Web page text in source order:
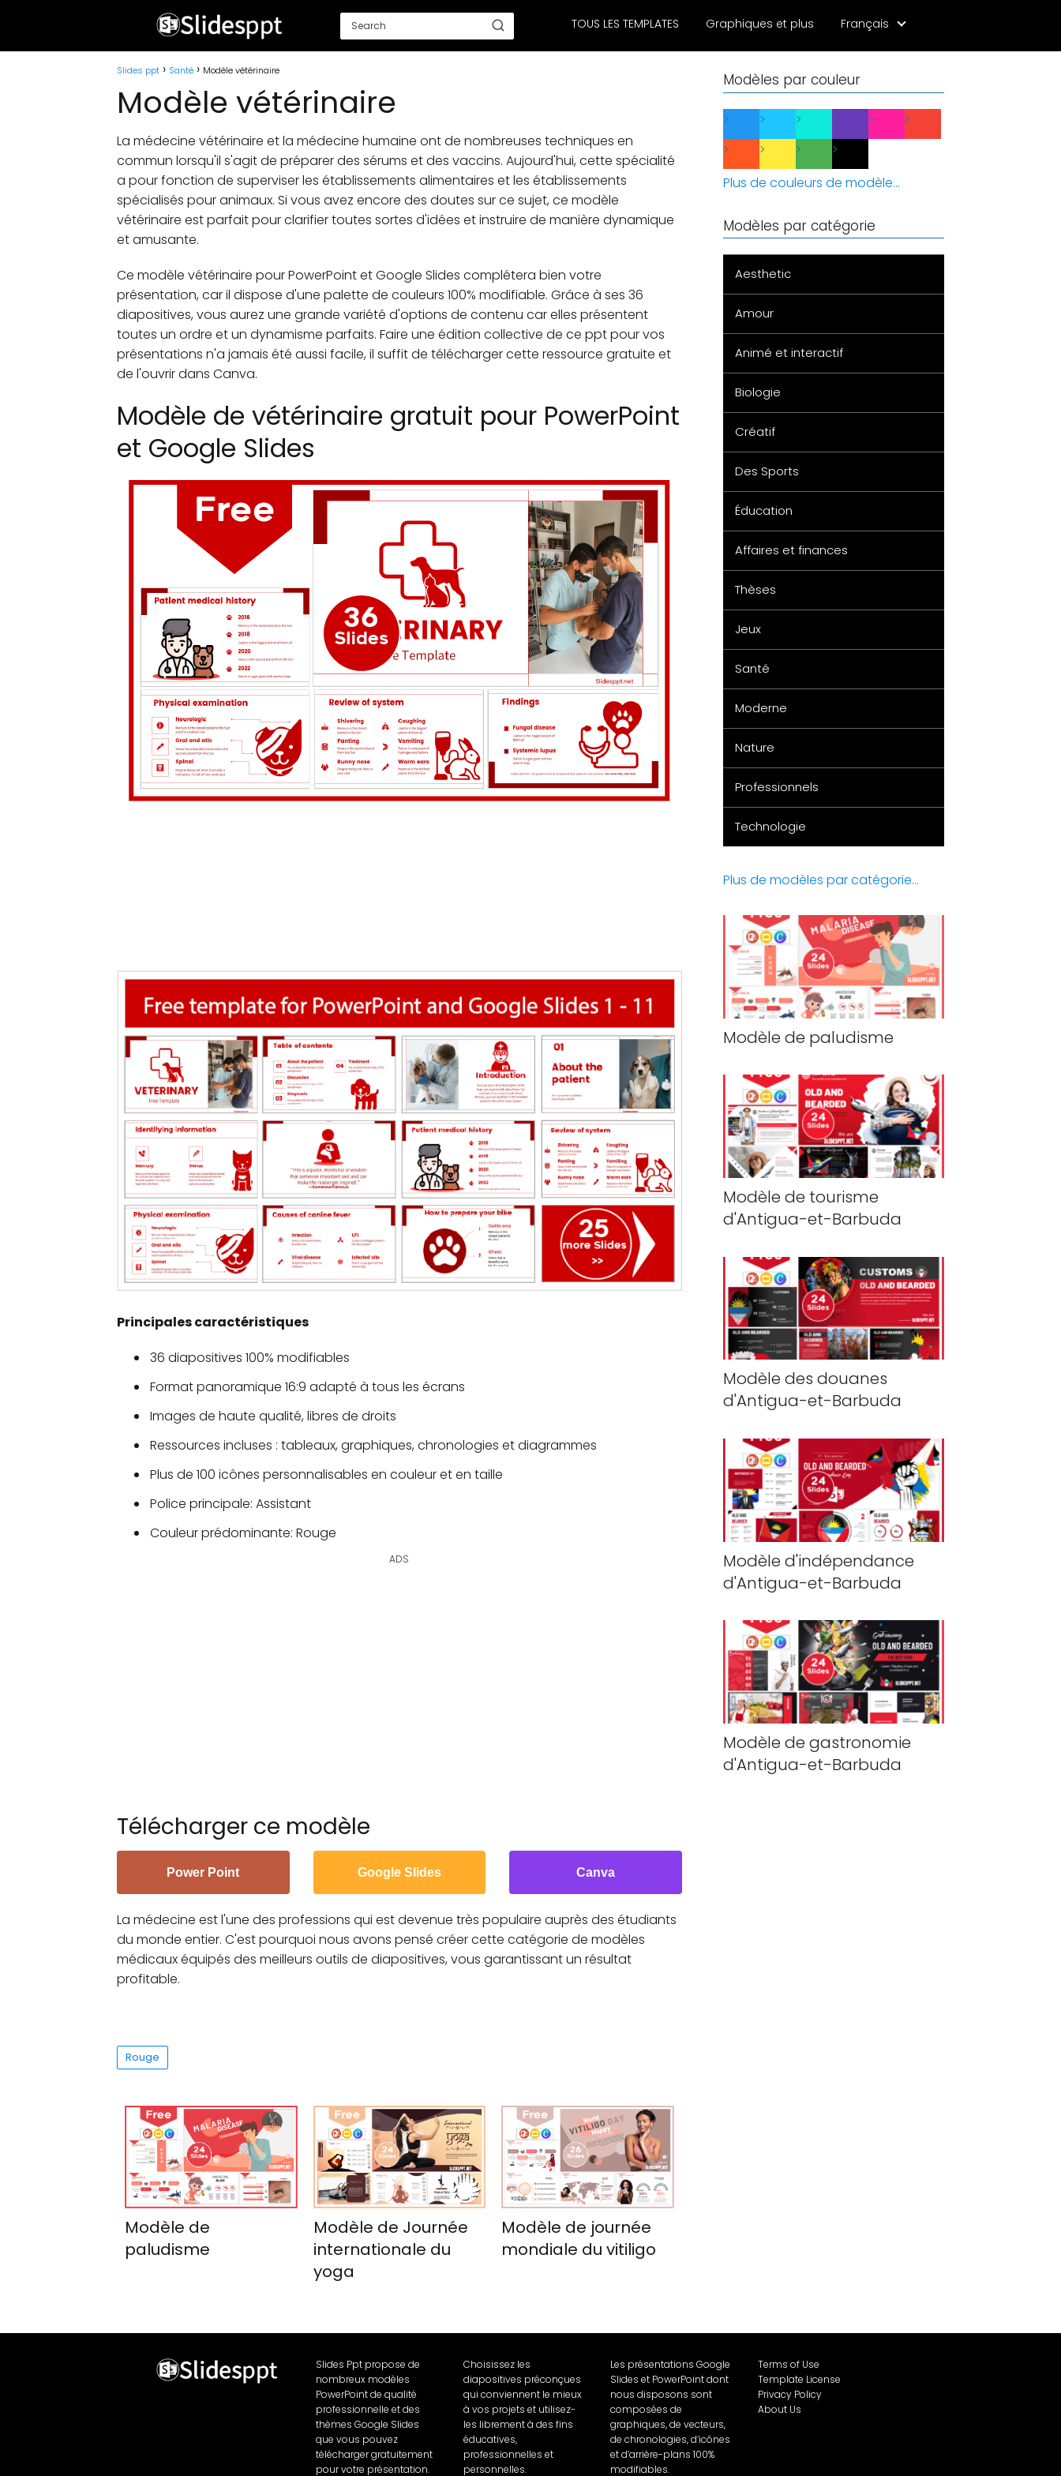
TOUS LES TEMPLATES Graphiques et plus Français
Slides ppt Santé Modèle vétérinaire
Modèle vétérinaire
La médecine vétérinaire et la médecine humaine ont de nombreuses techniques en
commun lorsqu'il s'agit de préparer des sérums et des vaccins. Aujourd'hui, cette spécialité
a pour fonction de superviser les établissements alimentaires et les établissements
spécialisés pour animaux. Si vous avez encore des doutes sur ce sujet, ce modèle
vétérinaire est parfait pour clarifier toutes sortes d'idées et instruire de manière dynamique
et amusante.
Ce modèle vétérinaire pour PowerPoint et Google Slides complétera bien votre
présentation, car il dispose d'une palette de couleurs 100% modifiable. Grâce à ses 36
diapositives, vous aurez une grande variété d'options de contenu car elles présentent
toutes un ordre et un dynamisme parfaits. Faire une édition collective de ce ppt pour vos
présentations n'a jamais été aussi facile, il suffit de télécharger cette ressource gratuite et
de l'ouvrir dans Canva.
Modèle de vétérinaire gratuit pour PowerPoint
et Google Slides
Principales caractéristiques
36 diapositives 100% modifiables
Format panoramique 16:9 adapté à tous les écrans
Images de haute qualité, libres de droits
Ressources incluses : tableaux, graphiques, chronologies et diagrammes
Plus de 100 icônes personnalisables en couleur et en taille
Police principale: Assistant
Couleur prédominante: Rouge
ADS
Télécharger ce modèle
Power Point Google Slides Canva
La médecine est l'une des professions qui est devenue très populaire auprès des étudiants
du monde entier. C'est pourquoi nous avons pensé créer cette catégorie de modèles
médicaux équipés des meilleurs outils de diapositives, vous garantissant un résultat
profitable.
Rouge
Modèle de
paludisme
Modèle de Journée
internationale du
yoga
Modèle de journée
mondiale du vitiligo
Modèles par couleur
Plus de couleurs de modèle...
Modèles par catégorie
Aesthetic
Amour
Animé et interactif
Biologie
Créatif
Des Sports
Éducation
Affaires et finances
Thèses
Jeux
Santé
Moderne
Nature
Professionnels
Technologie
Plus de modèles par catégorie...
Modèle de paludisme
Modèle de tourisme
d'Antigua-et-Barbuda
Modèle des douanes
d'Antigua-et-Barbuda
Modèle d'indépendance
d'Antigua-et-Barbuda
Modèle de gastronomie
d'Antigua-et-Barbuda
Slides Ppt propose de
nombreux modèles
PowerPoint de qualité
professionnelle et des
thèmes Google Slides
que vous pouvez
télécharger gratuitement
pour votre présentation.
Choisissez les
diapositives préconçues
qui conviennent le mieux
à vos projets et utilisez-
les librement à des fins
éducatives,
professionnelles et
personnelles.
Les présentations Google
Slides et PowerPoint dont
nous disposons sont
composées de
graphiques, de vecteurs,
de chronologies, d’icônes
et d’arrière-plans 100%
modifiables.
Terms of Use
Template License
Privacy Policy
About Us